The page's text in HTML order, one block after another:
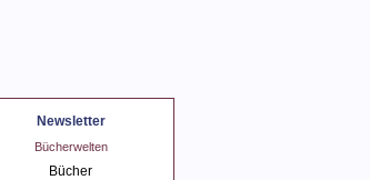
Newsletter
Bücherwelten
Bücher